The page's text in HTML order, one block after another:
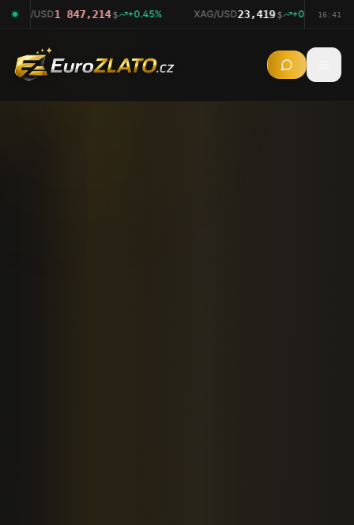
USD 1 847,074 $ +0.44% XAG/USD23,313$ -0.07% 16:41